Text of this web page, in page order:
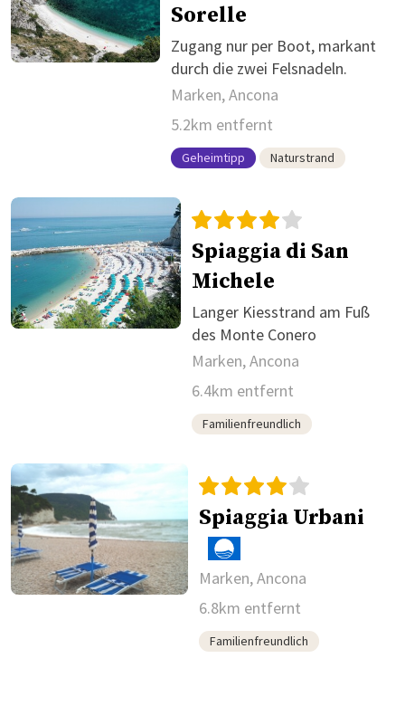
Sorelle
Zugang nur per Boot, markant
durch die zwei Felsnadeln.
Marken, Ancona
5.2km entfernt
Geheimtipp Naturstrand
Spiaggia di San
Michele
Langer Kiesstrand am Fuß
des Monte Conero
Marken, Ancona
6.4km entfernt
Familienfreundlich
Spiaggia Urbani
Marken, Ancona
6.8km entfernt
Familienfreundlich